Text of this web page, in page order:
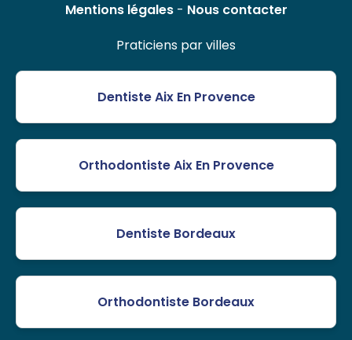
Mentions légales- Nous contacter
Praticiens par villes
Dentiste Aix En Provence
Orthodontiste Aix En Provence
Dentiste Bordeaux
Orthodontiste Bordeaux